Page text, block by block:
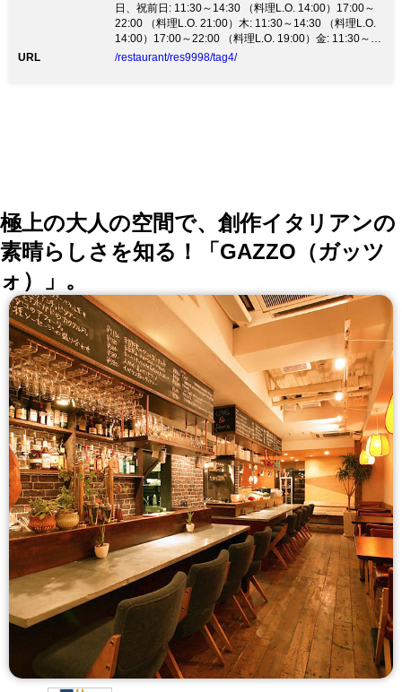
日、祝前日: 11:30～14:30 （料理L.O. 14:00）17:00～
22:00 （料理L.O. 21:00）木: 11:30～14:30 （料理L.O.
14:00）17:00～22:00 （料理L.O. 19:00）金: 11:30～
14:30 （料理L.O. 14:30）17:00～22:00 （料理L.O.
URL /restaurant/res9998/tag4/
極上の大人の空間で、創作イタリアンの
素晴らしさを知る！「GAZZO（ガッツ
ォ）」。